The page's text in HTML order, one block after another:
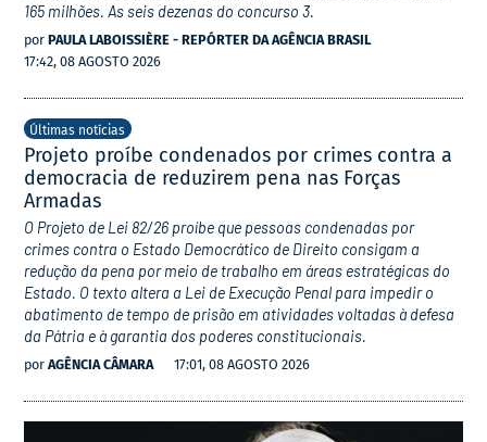
165 milhões. As seis dezenas do concurso 3.
por PAULA LABOISSIÈRE - REPÓRTER DA AGÊNCIA BRASIL
17:42, 08 AGOSTO 2026
Últimas notícias
Projeto proíbe condenados por crimes contra a
democracia de reduzirem pena nas Forças
Armadas
O Projeto de Lei 82/26 proíbe que pessoas condenadas por
crimes contra o Estado Democrático de Direito consigam a
redução da pena por meio de trabalho em áreas estratégicas do
Estado. O texto altera a Lei de Execução Penal para impedir o
abatimento de tempo de prisão em atividades voltadas à defesa
da Pátria e à garantia dos poderes constitucionais.
por AGÊNCIA CÂMARA 17:01, 08 AGOSTO 2026